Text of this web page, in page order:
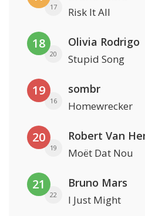
17 Risk It All
18
20
Olivia Rodrigo
Stupid Song
19
16
sombr
Homewrecker
20
19
Robert Van
Moët Dat Nou
21
22
Bruno Mars
I Just Might